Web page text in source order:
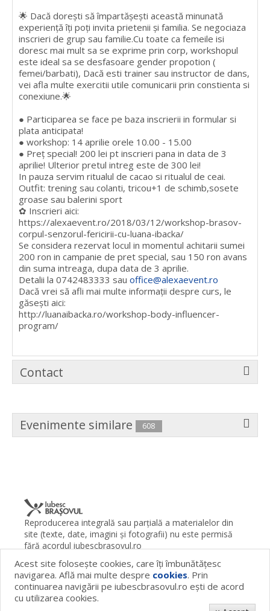
🌟 Dacă dorești să împartășești această minunată
experiență îți poți invita prietenii și familia. Se negociaza
inscrieri de grup sau familie.Cu toate ca femeile isi
doresc mai mult sa se exprime prin corp, workshopul
este ideal sa se desfasoare gender propotion (
femei/barbati), Dacă esti trainer sau instructor de dans,
vei afla multe exercitii utile comunicarii prin constienta si
conexiune.🌟
● Participarea se face pe baza inscrierii in formular si
plata anticipata!
● workshop: 14 aprilie orele 10.00 - 15.00
● Preț special! 200 lei pt inscrieri pana in data de 3
aprilie! Ulterior pretul intreg este de 300 lei!
In pauza servim ritualul de cacao si ritualul de ceai.
Outfit: trening sau colanti, tricou+1 de schimb,sosete
groase sau balerini sport
✿ Inscrieri aici:
https://alexaevent.ro/2018/03/12/workshop-brasov-
corpul-senzorul-fericirii-cu-luana-ibacka/
Se considera rezervat locul in momentul achitarii sumei
200 ron in campanie de pret special, sau 150 ron avans
din suma intreaga, dupa data de 3 aprilie.
Detalii la 0742483333 sau office@alexaevent.ro
Dacă vrei să afli mai multe informații despre curs, le
găsești aici:
http://luanaibacka.ro/workshop-body-influencer-
program/
Contact
Evenimente similare 608
Reproducerea integrală sau parţială a materialelor din
site (texte, date, imagini şi fotografii) nu este permisă
fără acordul iubescbrasovul.ro
Termeni şi condiţii
Contact Despre proiect
FAQ
Cookies
Publicitate
© 2026 iubescbrasovul.ro
Acest site foloseşte cookies, care îţi îmbunătăţesc
navigarea. Află mai multe despre cookies. Prin
continuarea navigării pe iubescbrasovul.ro eşti de acord
cu utilizarea cookies.